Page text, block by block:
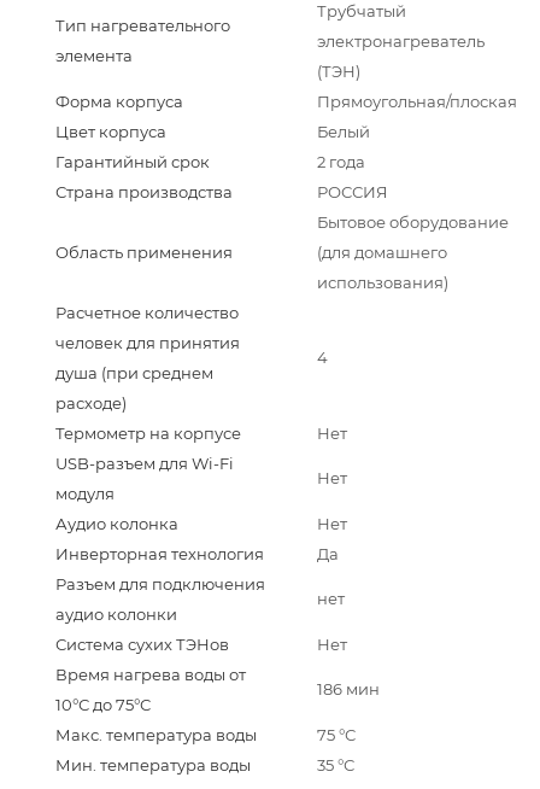
Тип нагревательного
элемента
Трубчатый
электронагреватель
(ТЭН)
Форма корпуса
Прямоугольная/плоская
Цвет корпуса
Белый
Гарантийный срок
2 года
Страна производства
РОССИЯ
Область применения
Бытовое оборудование
(для домашнего
использования)
Расчетное количество
человек для принятия
душа (при среднем
расходе)
4
Термометр на корпусе
Нет
USB-разъем для Wi-Fi
модуля
Нет
Аудио колонка
Нет
Инверторная технология
Да
Разъем для подключения
аудио колонки
нет
Система сухих ТЭНов
Нет
Время нагрева воды от
10°С до 75°С
186 мин
Макс. температура воды
75 °С
Мин. температура воды
35 °С